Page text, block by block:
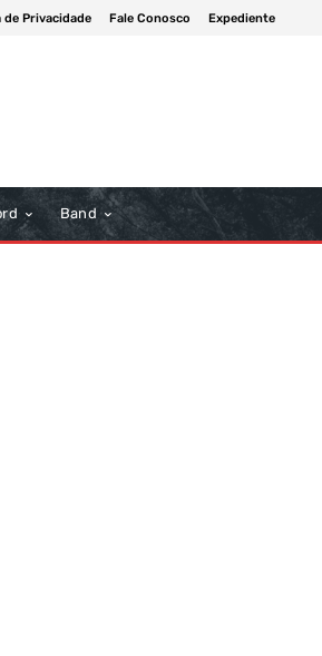
de Privacidade Fale Conosco Expediente
Band